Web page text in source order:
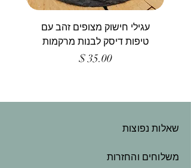
עגילי חישוק מצופים זהב עם
טיפות דיסק לבנות מרקמות
מחיר
שאלות נפוצות
משלוחים והחזרות